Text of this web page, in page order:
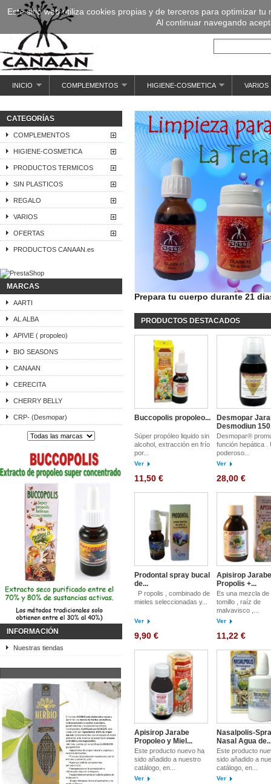
INICIO COMPLEMENTOS HIGIENE-COSMETICA VARIOS
CATEGORÍAS
COMPLEMENTOS
HIGIENE-COSMETICA
PRODUCTOS TERMICOS
SIN PLASTICOS
REGALO
VARIOS
OFERTAS
PRODUCTOS CANAAN.es
MARCAS
AARTI
AL ALBA
APIVIE ( propoleo)
BIO SEASONS
CANAAN
CERECITA
CHERRY BELLY
CRP- (Desmopar)
INFORMACIÓN
Nuestras tiendas
Prepara tu cuerpo durante 21
PRODUCTOS DESTACADOS
Buccopolis propoleo...
Súper propóleo liquido sin
alcohol, extracción en frío
por...
Ver
11,50 €
Desmopar
Desmodiun
Desmopar®
función hepática .
poderoso...
Ver
28,00 €
Prodontal spray bucal
de...
P ropolis , combinado de
mieles seleccionadas y...
Ver
9,90 €
Apisirop
Propolis +...
Es una mezcla de
tomillo , raíz de
malvavisco ,...
Ver
11,22 €
Apisirop Jarabe
Propoleo y Miel...
Este producto nuevo ha
sido añadido a nuestro
catálogo, en...
Ver
Nasalpolis-
Nasal Agua
Este producto
sido añadido a
catálogo, en...
Ver
Este sitio web utiliza cookies propias y de terceros para optimizar
Al continuar navegando